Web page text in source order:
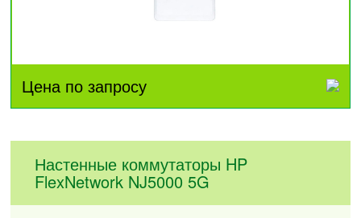
Цена по запросу
Настенные коммутаторы HP
FlexNetwork NJ5000 5G